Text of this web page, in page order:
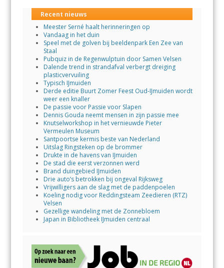
Recent nieuws
Meester Serné haalt herinneringen op
Vandaag in het duin
Speel met de golven bij beeldenpark Een Zee van
Staal
Pubquiz in de Regenwulptuin door Samen Velsen
Dalende trend in strandafval verbergt dreiging
plasticvervuiling
Typisch IJmuiden
Derde editie Buurt Zomer Feest Oud-IJmuiden wordt
weer een knaller
De passie voor Passie voor Slapen
Dennis Gouda neemt mensen in zijn passie mee
Knutselworkshop in het vernieuwde Pieter
Vermeulen Museum
Santpoortse kermis beste van Nederland
Uitslag Ringsteken op de brommer
Drukte in de havens van IJmuiden
De stad die eerst verzonnen werd
Brand duingebied IJmuiden
Drie auto’s betrokken bij ongeval Rijksweg
Vrijwilligers aan de slag met de paddenpoelen
Koeling nodig voor Reddingsteam Zeedieren (RTZ)
Velsen
Gezellige wandeling met de Zonnebloem
Japan in Bibliotheek IJmuiden centraal